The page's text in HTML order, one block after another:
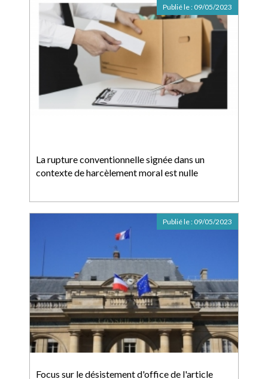
La rupture conventionnelle signée dans un
contexte de harcèlement moral est nulle
Publié le : 09/05/2023
Focus sur le désistement d'office de l'article
Publié le : 09/05/2023